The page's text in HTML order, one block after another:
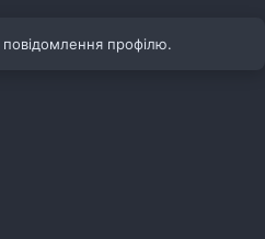
повідомлення профілю.